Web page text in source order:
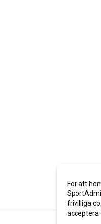
För att
frivilliga
acceptera